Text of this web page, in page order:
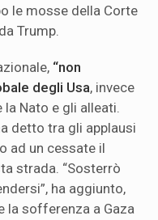
le mosse della Corte
Trump.
“non
degli Usa, invece
Nato e gli alleati.
detto tra gli applausi
ad un cessate il
strada. “Sosterrò
ha aggiunto,
la sofferenza a Gaza